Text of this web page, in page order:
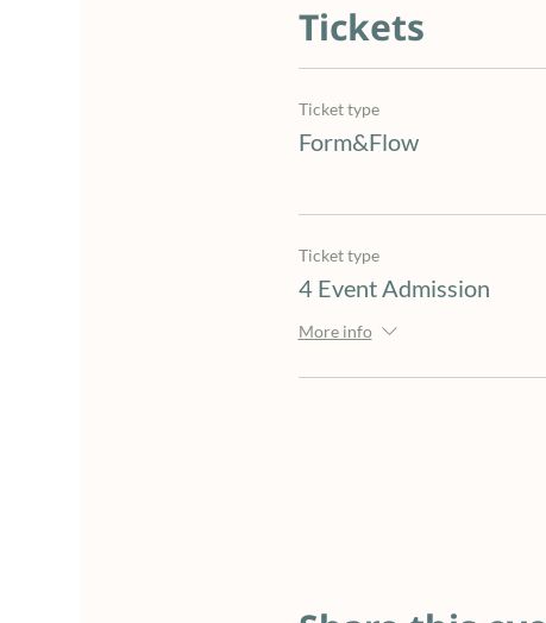
Tickets
Ticket type
Form&Flow
Ticket type
4 Event Admission
More info